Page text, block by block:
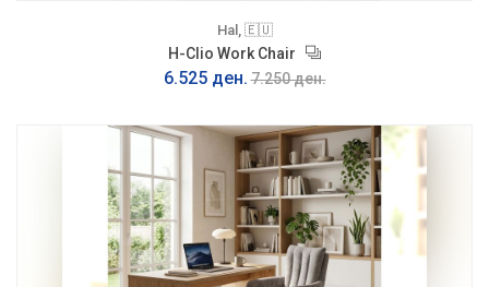
Hal, 🇪🇺
H-Clio Work Chair
6.525 ден. 7.250 ден.